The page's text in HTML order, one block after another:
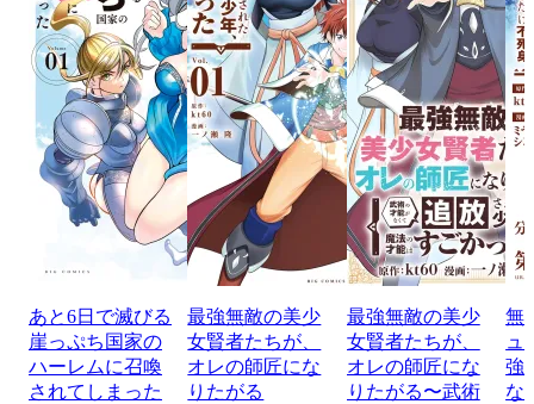
あと6日で滅びる
崖っぷち国家の
ハーレムに召喚
されてしまった
最強無敵の美少
女賢者たちが、
オレの師匠にな
りたがる
最強無敵の美少
女賢者たちが、
オレの師匠にな
りたがる〜武術
無
ュ
強
な